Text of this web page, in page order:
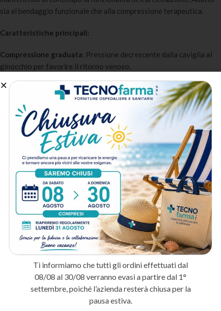
sia al bendaggio funzionale che alla compressione terapeutica.
Caratteristiche principali:
Compressione graduata: Pressione decrescente dalla caviglia al
ginocchio per favorire il ritorno venoso.
la compressione anche in movimento.
: La struttura aperta favorisce la traspirazione cutanea
durante il trattamento.
Facile applicazione: Può essere applicata senza clip o fermagli
grazie all’autoaderenza del materiale.
Certificazione CE: Dispositivo medico di classe I certificato CE
conforme alla normativa MDR.
A chi è destinato:
Fisioterapisti : Per il bendaggio funzionale e la compressione
terapeutica in riabilitazione.
Medici sportivi: Per il trattamento degli infortuni
muscoloscheletrici in ambito sportivo.
Pronto soccorso e ambulatori: Per la gestione delle urgenze
traumatologiche e delle distorsioni articolari.
Metodo di spedizione
Ti informiamo che tutti gli ordini effettuati dal
08/08 al 30/08 verranno evasi a partire dal 1°
settembre, poiché l’azienda resterà chiusa per la
pausa estiva.